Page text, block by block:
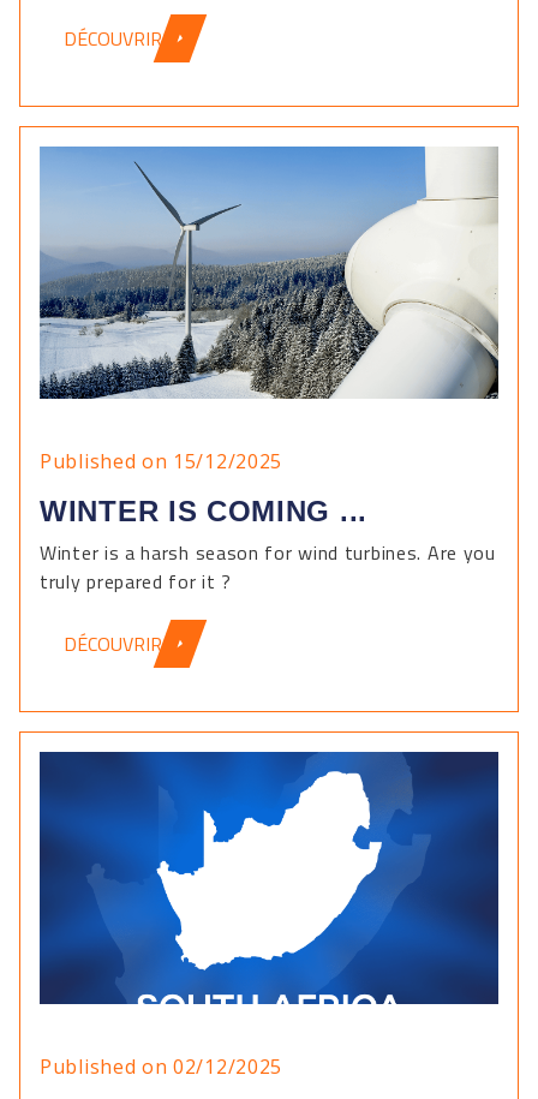
DÉCOUVRIR
Published on 15/12/2025
WINTER IS COMING ...
Winter is a harsh season for wind turbines. Are you
truly prepared for it ?
DÉCOUVRIR
Published on 02/12/2025